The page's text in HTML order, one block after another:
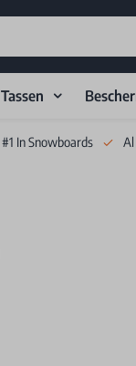
Tassen
#1 In Snowboards